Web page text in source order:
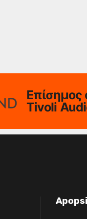
Επίσημος
Tivoli